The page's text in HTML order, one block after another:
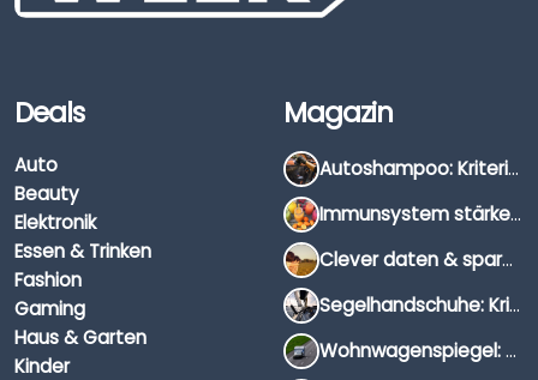
Deals
Auto
Beauty
Elektronik
Essen & Trinken
Fashion
Gaming
Haus & Garten
Kinder
Magazin
Autoshampoo: Kriterien, Unterschiede & Anwendung
Immunsystem stärken: Hausmittel, Vitamine & Wissenswertes
Clever daten & sparen: So findest du die besten Deals für Dates und Unternehmungen
Segelhandschuhe: Kriterien, Materialien & Tipps
Wohnwagenspiegel: Auswahl, Preise & Montage